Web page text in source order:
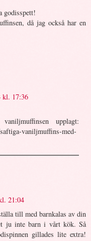
godisspett!
då jag också har en
kl. 17:36
upplagt:
vaniljmuffins-med-
21:04
till med barnkalas av din
ju inte barn i vårt kök. Så
gillades lite extra!